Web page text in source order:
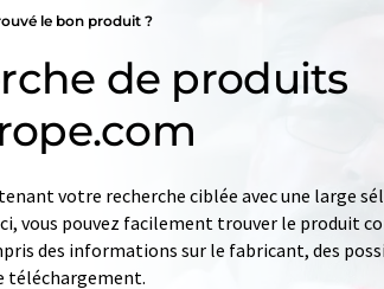
le bon produit ?
de produits
votre recherche ciblée avec une large
vous pouvez facilement trouver le produit
des informations sur le fabricant, des
téléchargement.